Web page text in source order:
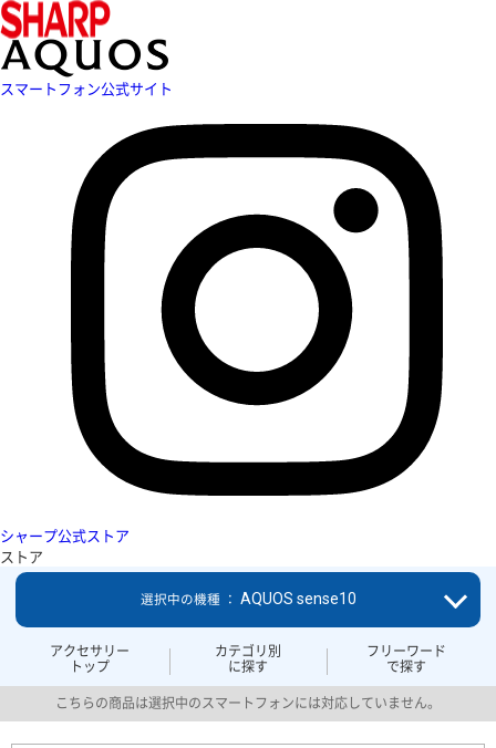
スマートフォン公式サイト
シャープ公式ストア
ストア
アクセサリー
トップ
カテゴリ別
に探す
フリーワード
で探す
選択中の機種 ： AQUOS sense10
こちらの商品は選択中のスマートフォンには対応していません。